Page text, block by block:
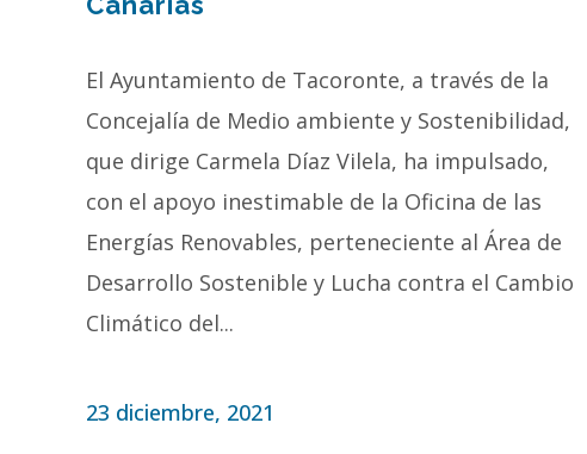
El Ayuntamiento de Tacoronte, a través de la
Concejalía de Medio ambiente y Sostenibilidad,
que dirige Carmela Díaz Vilela, ha impulsado,
con el apoyo inestimable de la Oficina de las
Energías Renovables, perteneciente al Área de
Desarrollo Sostenible y Lucha contra el Cambio
Climático del...
23 diciembre, 2021